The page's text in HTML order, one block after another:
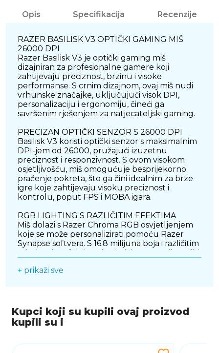
Opis Specifikacija Recenzije
RAZER BASILISK V3 OPTIČKI GAMING MIŠ
26000 DPI
Razer Basilisk V3 je optički gaming miš
dizajniran za profesionalne gamere koji
zahtijevaju preciznost, brzinu i visoke
performanse. S crnim dizajnom, ovaj miš nudi
vrhunske značajke, uključujući visok DPI,
personalizaciju i ergonomiju, čineći ga
savršenim rješenjem za natjecateljski gaming.
PRECIZAN OPTIČKI SENZOR S 26000 DPI
Basilisk V3 koristi optički senzor s maksimalnim
DPI-jem od 26000, pružajući izuzetnu
preciznost i responzivnost. S ovom visokom
osjetljivošću, miš omogućuje besprijekorno
praćenje pokreta, što ga čini idealnim za brze
igre koje zahtijevaju visoku preciznost i
kontrolu, poput FPS i MOBA igara.
RGB LIGHTING S RAZLIČITIM EFEKTIMA
Miš dolazi s Razer Chroma RGB osvjetljenjem
koje se može personalizirati pomoću Razer
Synapse softvera. S 16.8 milijuna boja i različitim
gaming okruženja.
Basilisk V3 nudi 11 programirljivih tipki koje
omogućuju potpunu personalizaciju. Ove
tipke omogućuju korisnicima da kreiraju
+ prikaži sve
Kupci koji su kupili ovaj proizvod
kupili su i